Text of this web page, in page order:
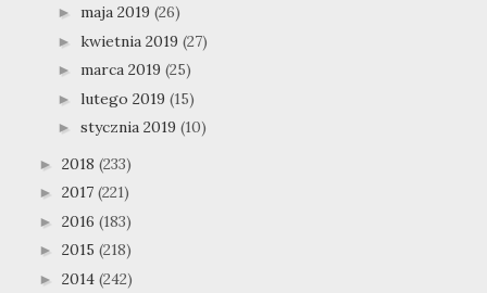
► maja 2019 (26)
► kwietnia 2019 (27)
► marca 2019 (25)
► lutego 2019 (15)
► stycznia 2019 (10)
► 2018 (233)
► 2017 (221)
► 2016 (183)
► 2015 (218)
► 2014 (242)